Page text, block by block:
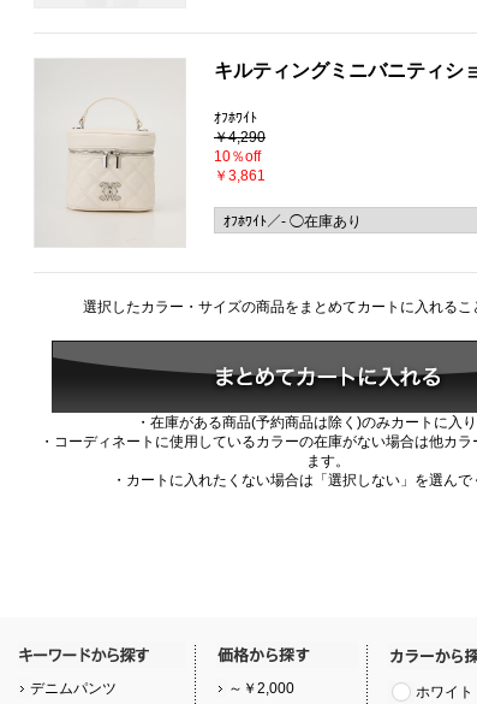
キルティングミニバニティシ
ｵﾌﾎﾜｲﾄ
￥4,290
10％off
￥3,861
選択したカラー・サイズの商品をまとめてカートに入れるこ
・在庫がある商品(予約商品は除く)のみカートに入り
・コーディネートに使用しているカラーの在庫がない場合は他カ
ます。
・カートに入れたくない場合は「選択しない」を選んで
デニムパンツ
～￥2,000
ホワイト